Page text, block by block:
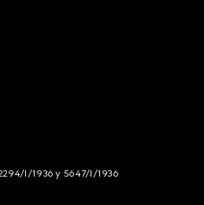
I/1936 y 5647/I/1936